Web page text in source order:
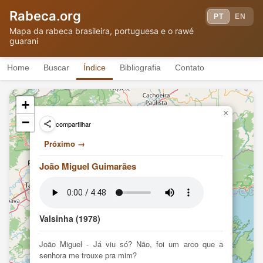
Rabeca.org
Mapa da rabeca brasileira, portuguesa e o rawé
guarani
PT EN
Home Buscar Índice Bibliografia Contato
compartilhar
Próximo →
João Miguel Guimarães
Valsinha (1978)
João Miguel - Já viu só? Não, foi um arco que a
senhora me trouxe pra mim?
×
+
−
AF
Alício Amaral
(2014)
(2014)
Alício Amaral Biografia
(2016)
Associação dos
Jovens da Juréia
Moradores apoiam o substitutivo
de proposta de criação de Mosaico
da Juréia
Benedito Furtado
Leite
TF
Camerata de
Rabeca
O Futuro.
(2012)
TF
Carlos Galdino e
GAS (Léo
Corrêa)
Virada Cultural VT
Eduardo
Okamoto
Eldorado
(2009)
TF
Família
Gangsters
(2010)
VT
Festa de Reis Boiadeira de